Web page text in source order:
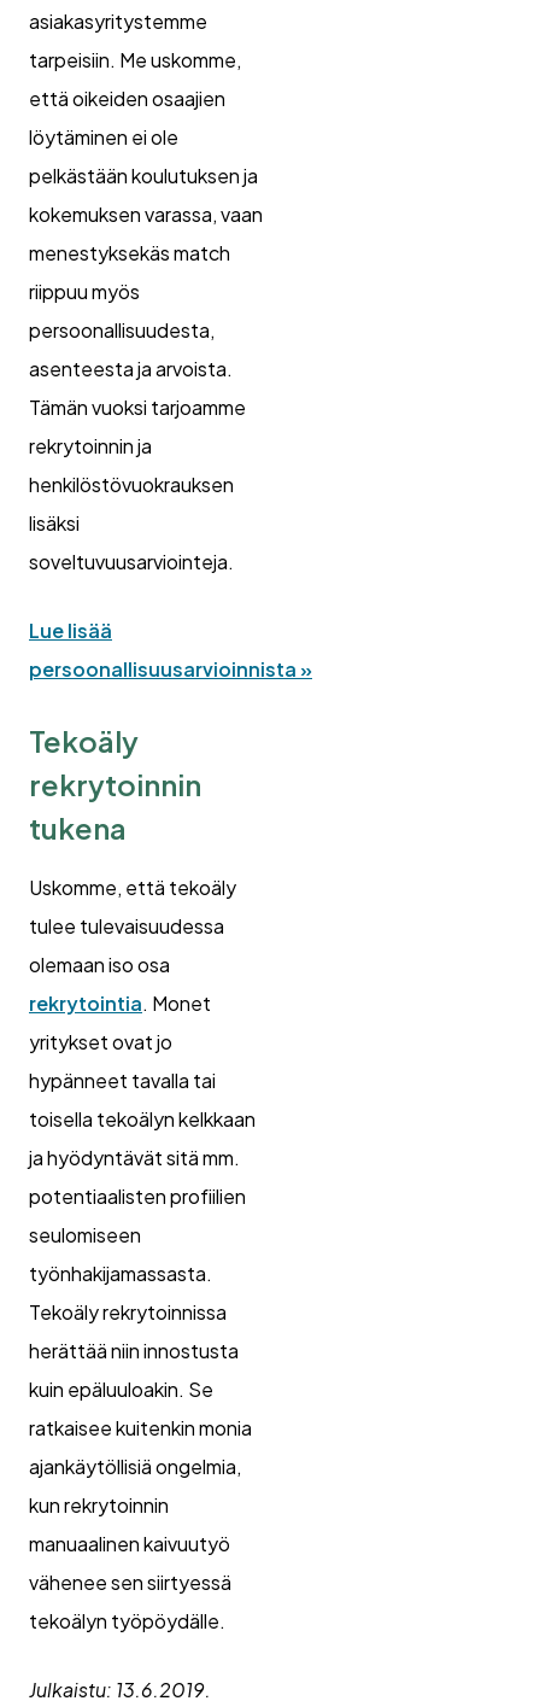
asiakasyritystemme
tarpeisiin. Me uskomme,
että oikeiden osaajien
löytäminen ei ole
pelkästään koulutuksen ja
kokemuksen varassa, vaan
menestyksekäs match
riippuu myös
persoonallisuudesta,
asenteesta ja arvoista.
Tämän vuoksi tarjoamme
rekrytoinnin ja
henkilöstövuokrauksen
lisäksi
soveltuvuusarviointeja.
Lue lisää
persoonallisuusarvioinnista »
Tekoäly
rekrytoinnin
tukena
Uskomme, että tekoäly
tulee tulevaisuudessa
olemaan iso osa
rekrytointia. Monet
yritykset ovat jo
hypänneet tavalla tai
toisella tekoälyn kelkkaan
ja hyödyntävät sitä mm.
potentiaalisten profiilien
seulomiseen
työnhakijamassasta.
Tekoäly rekrytoinnissa
herättää niin innostusta
kuin epäluuloakin. Se
ratkaisee kuitenkin monia
ajankäytöllisiä ongelmia,
kun rekrytoinnin
manuaalinen kaivuutyö
vähenee sen siirtyessä
tekoälyn työpöydälle.
Julkaistu: 13.6.2019.